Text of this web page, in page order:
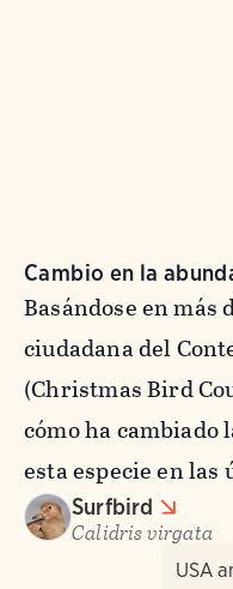
Cambio en la
Basándose en más
ciudadana del
(Christmas Bird
cómo ha cambiado
esta especie en las